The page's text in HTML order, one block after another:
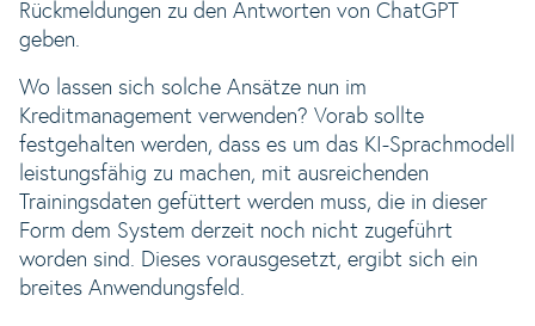
Rückmeldungen zu den Antworten von ChatGPT
geben.
Wo lassen sich solche Ansätze nun im
Kreditmanagement verwenden? Vorab sollte
festgehalten werden, dass es um das KI-Sprachmodell
leistungsfähig zu machen, mit ausreichenden
Trainingsdaten gefüttert werden muss, die in dieser
Form dem System derzeit noch nicht zugeführt
worden sind. Dieses vorausgesetzt, ergibt sich ein
breites Anwendungsfeld.